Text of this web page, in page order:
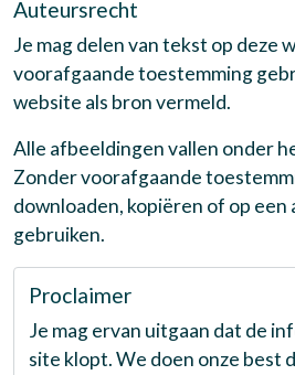
Auteursrecht
Je mag delen van tekst op deze
voorafgaande toestemming
website als bron vermeld.
Alle afbeeldingen vallen onder
Zonder voorafgaande
downloaden, kopiëren of op een
gebruiken.
Proclaimer
Je mag ervan uitgaan dat de
site klopt. We doen onze best